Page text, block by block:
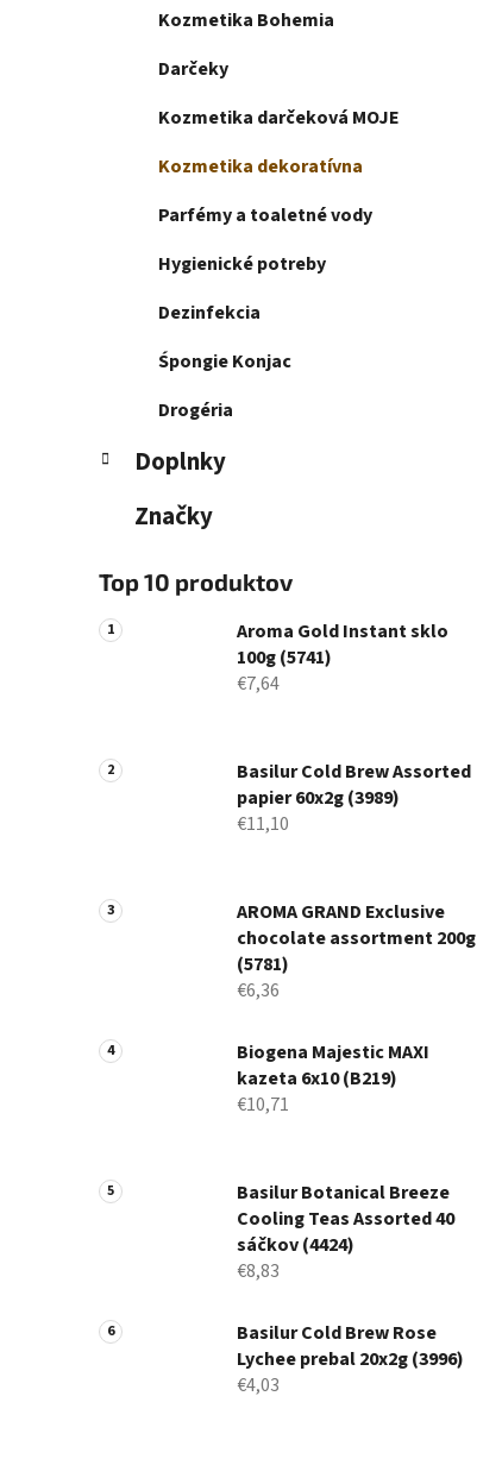
Kozmetika Bohemia
Darčeky
Kozmetika darčeková MOJE
Kozmetika dekoratívna
Parfémy a toaletné vody
Hygienické potreby
Dezinfekcia
Śpongie Konjac
Drogéria
Doplnky
Značky
Top 10 produktov
Aroma Gold Instant sklo
100g (5741)
€7,64
Basilur Cold Brew Assorted
papier 60x2g (3989)
€11,10
AROMA GRAND Exclusive
chocolate assortment 200g
(5781)
€6,36
Biogena Majestic MAXI
kazeta 6x10 (B219)
€10,71
Basilur Botanical Breeze
Cooling Teas Assorted 40
sáčkov (4424)
€8,83
Basilur Cold Brew Rose
Lychee prebal 20x2g (3996)
€4,03